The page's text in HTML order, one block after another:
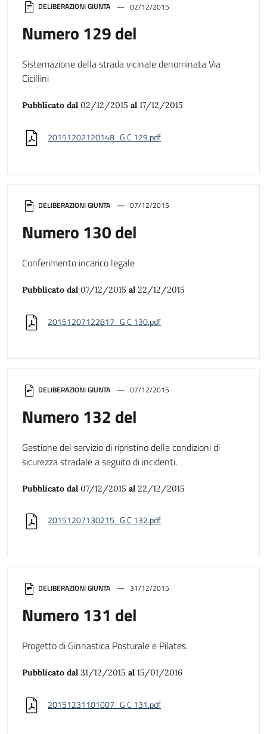
DELIBERAZIONI GIUNTA 31/12/2015
Numero 131 del
Progetto di Ginnastica Posturale e Pilates.
Pubblicato dal 31/12/2015 al 15/01/2016
20151231101007_G C 131.pdf
DELIBERAZIONI GIUNTA 07/12/2015
Numero 132 del
Gestione del servizio di ripristino delle condizioni di
sicurezza stradale a seguito di incidenti.
Pubblicato dal 07/12/2015 al 22/12/2015
20151207130215_G C 132.pdf
DELIBERAZIONI GIUNTA 07/12/2015
Numero 130 del
Conferimento incarico legale
Pubblicato dal 07/12/2015 al 22/12/2015
20151207122817_G C 130.pdf
DELIBERAZIONI GIUNTA 02/12/2015
Numero 129 del
Sistemazione della strada vicinale denominata Via
Cicillini
Pubblicato dal 02/12/2015 al 17/12/2015
20151202120148_G C 129.pdf